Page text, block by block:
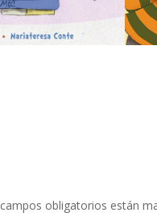
obligatorios están